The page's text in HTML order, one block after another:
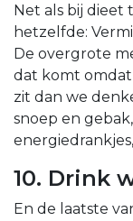
Net als bij
hetzelfde:
De overgrote
dat komt
zit dan we
snoep en
10. Drink
En de laatste